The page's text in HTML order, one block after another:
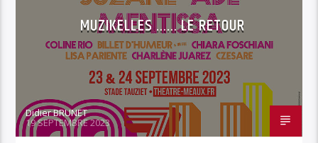
MUZIKELLES …… LE RETOUR
Didier BRUNET
19 SEPTEMBRE 2023